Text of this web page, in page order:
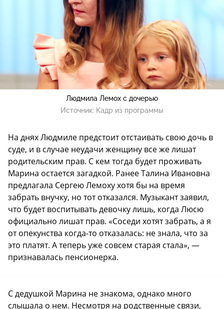
Людмила Лемох с дочерью
Источник: Кадр из программы
На днях Людмиле предстоит отстаивать свою дочь в
суде, и в случае неудачи женщину все же лишат
родительским прав. С кем тогда будет проживать
Марина остается загадкой. Ранее Талина Ивановна
предлагала Сергею Лемоху хотя бы на время
забрать внучку, но тот отказался. Музыкант заявил,
что будет воспитывать девочку лишь, когда Люсю
официально лишат прав. «Соседи хотят забрать, а я
от опекунства когда-то отказалась: не знала, что за
это платят. А теперь уже совсем старая стала», —
признавалась пенсионерка.
С дедушкой Марина не знакома, однако много
слышала о нем. Несмотря на родственные связи,